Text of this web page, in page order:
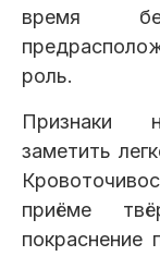
время
роль.
Признаки
заметить
приёме